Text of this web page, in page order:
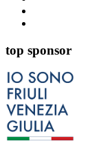
top sponsor